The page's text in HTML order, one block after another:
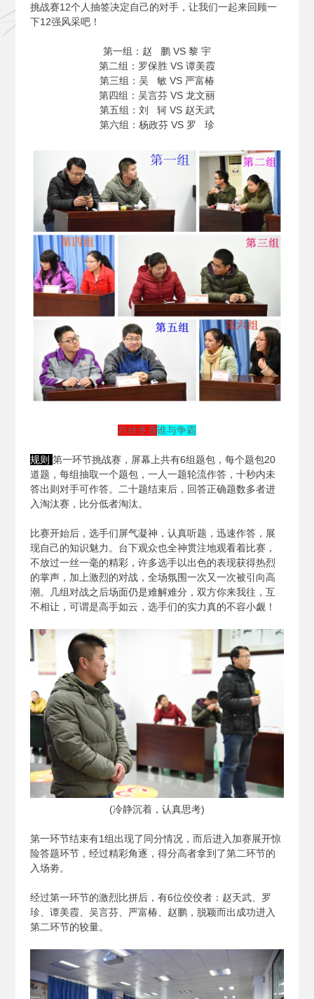
挑战赛12个人抽签决定自己的对手，让我们一起来回顾一
下12强风采吧！
第一组：赵 鹏 VS 黎 宇
第二组：罗保胜 VS 谭美霞
第三组：吴 敏 VS 严富椿
第四组：吴言芬 VS 龙文丽
第五组：刘 轲 VS 赵天武
第六组：杨政芬 VS 罗 珍
群雄逐鹿谁与争霸
规则 第一环节挑战赛，屏幕上共有6组题包，每个题包20
道题，每组抽取一个题包，一人一题轮流作答，十秒内未
答出则对手可作答。二十题结束后，回答正确题数多者进
入淘汰赛，比分低者淘汰。
比赛开始后，选手们屏气凝神，认真听题，迅速作答，展
现自己的知识魅力。台下观众也全神贯注地观看着比赛，
不放过一丝一毫的精彩，许多选手以出色的表现获得热烈
的掌声，加上激烈的对战，全场氛围一次又一次被引向高
潮。几组对战之后场面仍是难解难分，双方你来我往，互
不相让，可谓是高手如云，选手们的实力真的不容小觑！
(冷静沉着，认真思考)
第一环节结束有1组出现了同分情况，而后进入加赛展开惊
险答题环节，经过精彩角逐，得分高者拿到了第二环节的
入场劵。
经过第一环节的激烈比拼后，有6位佼佼者：赵天武、罗
珍、谭美霞、吴言芬、严富椿、赵鹏，脱颖而出成功进入
第二环节的较量。